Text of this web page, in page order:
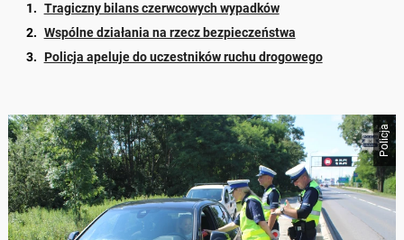
Tragiczny bilans czerwcowych wypadków
Wspólne działania na rzecz bezpieczeństwa
Policja apeluje do uczestników ruchu drogowego
Policja